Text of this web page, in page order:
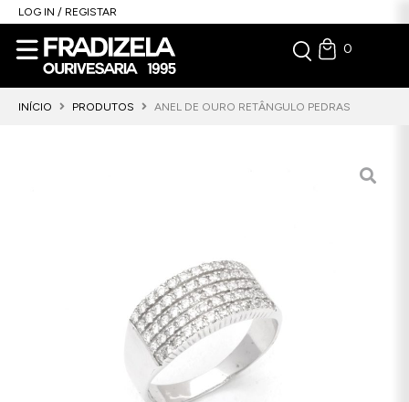
LOG IN / REGISTAR
0
INÍCIO PRODUTOS ANEL DE OURO RETÂNGULO PEDRAS